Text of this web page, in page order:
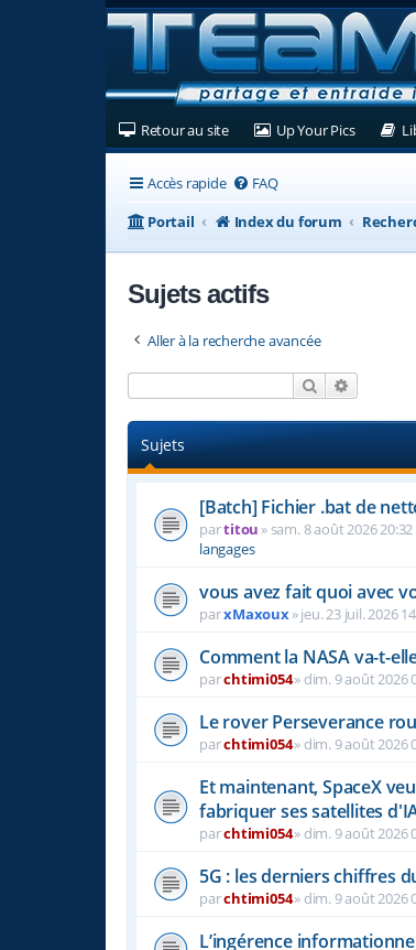
Retour au site(Ouvre un nouvel onglet)
Up Your Pics(Ouvre
Accès rapide
FAQ
Portail
Index du forum
Sujets actifs
Aller à la recherche avancée
Rechercher
Sujets
[Batch] Fichier .bat de
partitou » sam. 8 août 2026 20:32
langages
vous avez fait quoi avec
parxMaxoux»jeu. 23 juil. 2026
Comment la NASA va-t-
parchtimi054» dim. 9 août 2026
Le rover Perseverance
parchtimi054» dim. 9 août 2026
Et maintenant, SpaceX
fabriquer ses satellites
parchtimi054» dim. 9 août 2026
5G : les derniers chiffres
parchtimi054» dim. 9 août 2026
L’ingérence